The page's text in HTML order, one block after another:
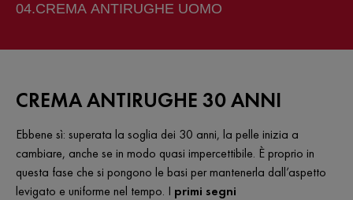
CREMA ANTIRUGHE UOMO
CREMA ANTIRUGHE 30 ANNI
Ebbene sì: superata la soglia dei 30 anni, la pelle inizia a
cambiare, anche se in modo quasi impercettibile. È proprio in
questa fase che si pongono le basi per mantenerla dall’aspetto
levigato e uniforme nel tempo. I primi segni